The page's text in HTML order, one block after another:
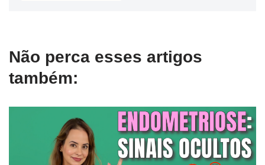
Não perca esses artigos
também: